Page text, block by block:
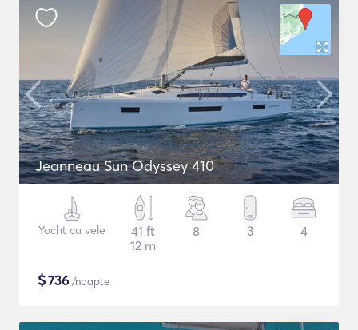
Jeanneau Sun Odyssey 410
Yacht cu vele
41 ft
12 m
8 3 4
$736 /noapte